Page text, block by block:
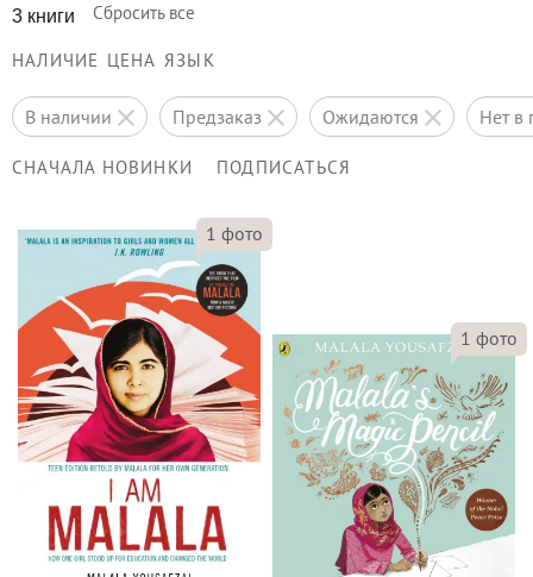
3 книги Сбросить все
НАЛИЧИЕ ЦЕНА ЯЗЫК
в наличии предзаказ ожидаются нет
СНАЧАЛА НОВИНКИ ПОДПИСАТЬСЯ
1 фото
1 фото